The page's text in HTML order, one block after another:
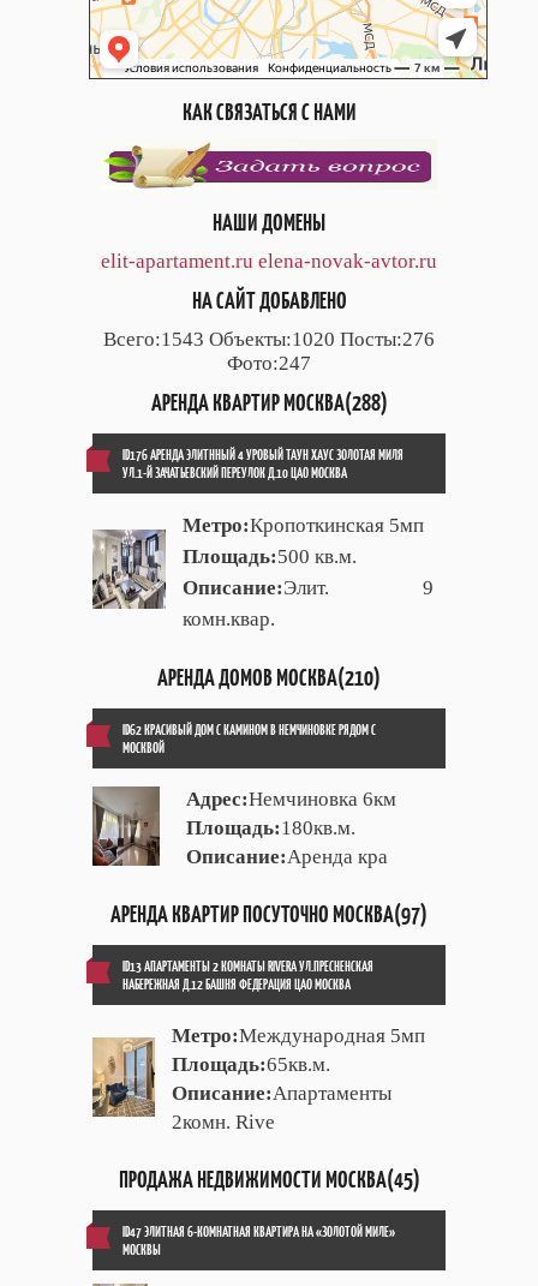
КАК СВЯЗАТЬСЯ С НАМИ
НАШИ ДОМЕНЫ
elit-apartament.ru elena-novak-avtor.ru
НА САЙТ ДОБАВЛЕНО
Всего:1543 Объекты:1020 Посты:276
Фото:247
АРЕНДА КВАРТИР МОСКВА(288)
ID176 АРЕНДА ЭЛИТННЫЙ 4 УРОВЫЙ ТАУН ХАУС ЗОЛОТАЯ МИЛЯ
УЛ.1-Й ЗАЧАТЬЕВСКИЙ ПЕРЕУЛОК Д.10 ЦАО МОСКВА
Метро:Кропоткинская 5мп
Площадь:500 кв.м.
Описание:Элит. 9
комн.квар.
АРЕНДА ДОМОВ МОСКВА(210)
ID62 КРАСИВЫЙ ДОМ С КАМИНОМ В НЕМЧИНОВКЕ РЯДОМ С
МОСКВОЙ
Адрес:Немчиновка 6км
Площадь:180кв.м.
Описание:Аренда кра
АРЕНДА КВАРТИР ПОСУТОЧНО МОСКВА(97)
ID13 АПАРТАМЕНТЫ 2 КОМНАТЫ RIVERA УЛ.ПРЕСНЕНСКАЯ
НАБЕРЕЖНАЯ Д.12 БАШНЯ ФЕДЕРАЦИЯ ЦАО МОСКВА
Метро:Международная 5мп
Площадь:65кв.м.
Описание:Апартаменты
2комн. Rive
ПРОДАЖА НЕДВИЖИМОСТИ МОСКВА(45)
ID47 ЭЛИТНАЯ 6-КОМНАТНАЯ КВАРТИРА НА «ЗОЛОТОЙ МИЛЕ»
МОСКВЫ